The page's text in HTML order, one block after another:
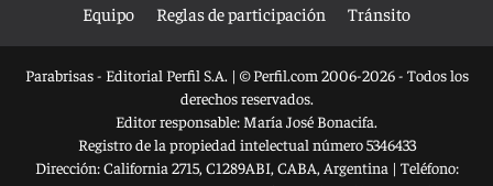
Equipo
Reglas de participación Tránsito
Parabrisas - Editorial Perfil S.A. | © Perfil.com 2006-2026 - Todos los
derechos reservados.
Editor responsable: María José Bonacifa.
Registro de la propiedad intelectual número 5346433
Dirección:California 2715, C1289ABI, CABA, Argentina | Teléfono: